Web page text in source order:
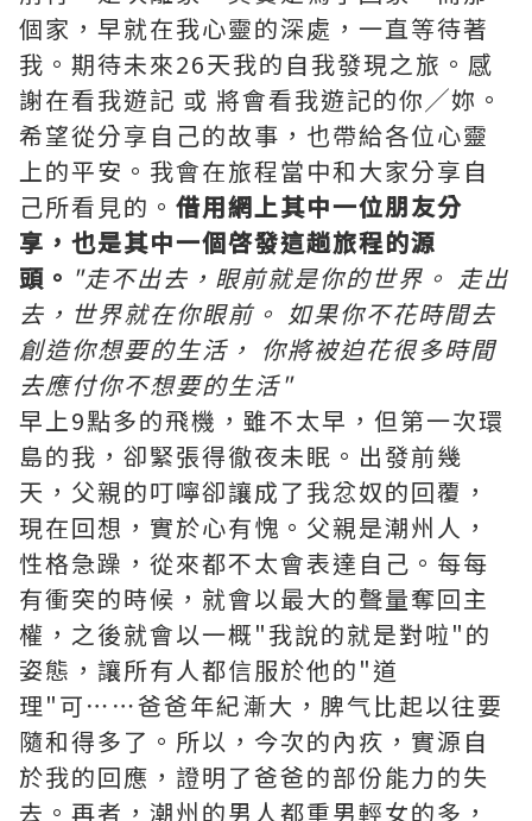
個家，早就在我心靈的深處，一直等待著
我。期待未來26天我的自我發現之旅。感
謝在看我遊記 或 將會看我遊記的你╱妳。
希望從分享自己的故事，也帶給各位心靈
上的平安。我會在旅程當中和大家分享自
己所看見的。 借用網上其中一位朋友分
享，也是其中一個啓發這趟旅程的源
頭。 "走不出去，眼前就是你的世界。 走出
去，世界就在你眼前。 如果你不花時間去
創造你想要的生活， 你將被迫花很多時間
去應付你不想要的生活"
早上9點多的飛機，雖不太早，但第一次環
島的我，卻緊張得徹夜未眠。出發前幾
天，父親的叮嚀卻讓成了我忿奴的回覆，
現在回想，實於心有愧。父親是潮州人，
性格急躁，從來都不太會表達自己。每每
有衝突的時候，就會以最大的聲量奪回主
權，之後就會以一概"我說的就是對啦"的
姿態，讓所有人都信服於他的"道
理"可⋯⋯爸爸年紀漸大，脾气比起以往要
隨和得多了。所以，今次的內疚，實源自
於我的回應，證明了爸爸的部份能力的失
去。再者，潮州的男人都重男輕女的多，